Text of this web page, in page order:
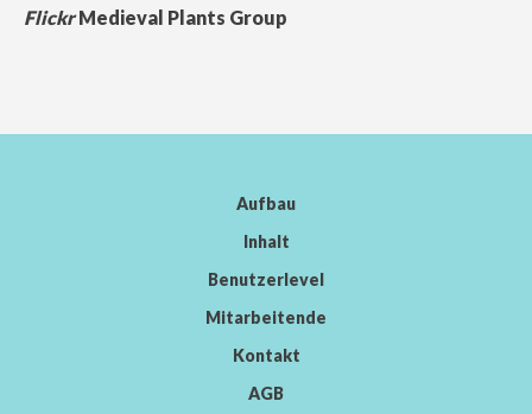
FlickrMedieval Plants Group
Aufbau
Inhalt
Benutzerlevel
Mitarbeitende
Kontakt
AGB